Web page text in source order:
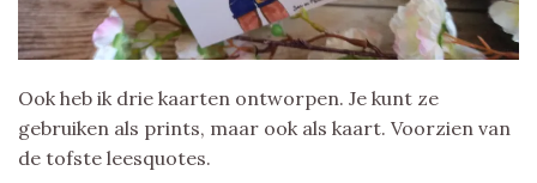
Ook heb ik drie kaarten ontworpen. Je kunt ze
gebruiken als prints, maar ook als kaart. Voorzien van
de tofste leesquotes.